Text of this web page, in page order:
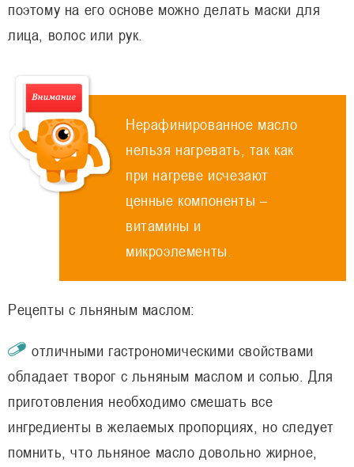
поэтому на его основе можно делать маски для
лица, волос или рук.
Нерафинированное масло
нельзя нагревать, так как
при нагреве исчезают
ценные компоненты –
витамины и
микроэлементы.
Рецепты с льняным маслом:
отличными гастрономическими свойствами
обладает творог с льняным маслом и солью. Для
приготовления необходимо смешать все
ингредиенты в желаемых пропорциях, но следует
помнить, что льняное масло довольно жирное,